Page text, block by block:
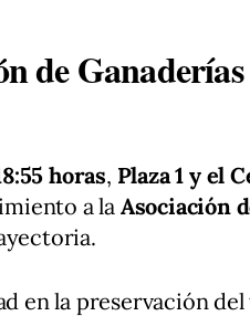
de
horas, Plaza 1 y el
a la Asociación
en la preservación